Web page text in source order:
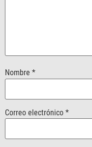
Nombre *
Correo electrónico *